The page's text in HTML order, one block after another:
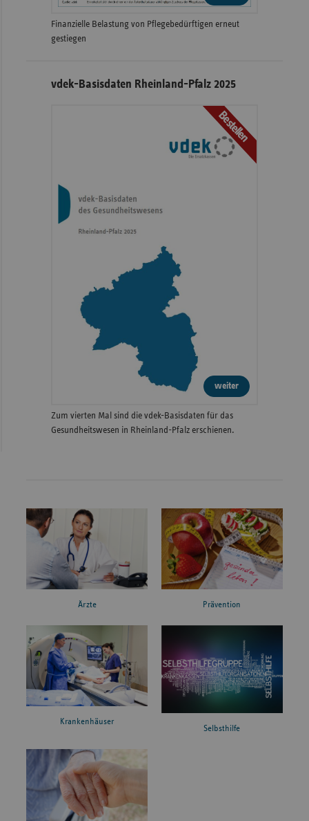
Finanzielle Belastung von Pflegebedürftigen erneut
gestiegen
vdek-Basisdaten Rheinland-Pfalz 2025
Bestellen
weiter
Zum vierten Mal sind die vdek-Basisdaten für das
Gesundheitswesen in Rheinland-Pfalz erschienen.
Ärzte Prävention
Krankenhäuser
Selbsthilfe